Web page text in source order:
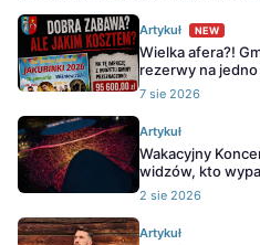
Artykuł NEW
Wielka afera?!
rezerwy na
7 sie 2026
Artykuł
Wakacyjny
widzów, kto
2 sie 2026
Artykuł